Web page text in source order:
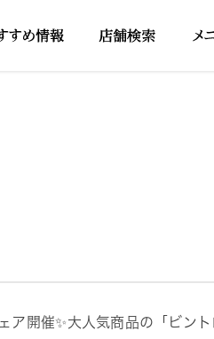
ア開催✨大人気商品の「ビン